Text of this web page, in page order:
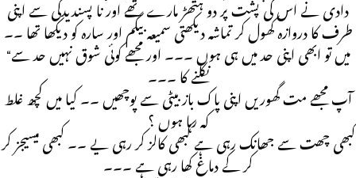
دادی نے اس کی پشت پر دو ہتھڑ مارے تھے اور نا پسندیدگی سے اپنی
طرف کا دروازہ کھول کر تماشہ دیکھتی سمیعہ بیگم اور سارہ کو دیکھا تھا ۔۔
“میں تو ابھی اپنی حد میں ہی ہوں ۔۔۔ اور مجھے کوئی شوق نہیں حد سے
نکلنے کا ۔۔۔
آپ مجھے مت گھوریں اپنی پاک باز بیٹی سے پوچھیں ۔۔ کیا میں کچھ غلط
کہ رہا ہوں ؟
کبھی چھت سے جھانک رہی ہے کبھی کالز کر رہی یے ۔۔ کبھی میسیجز کر
کر کے دماغ کھا رہی ہے ۔۔۔